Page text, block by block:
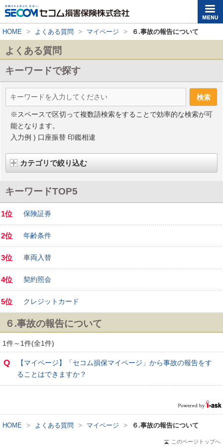
HOME > よくある質問 > マイページ > ６.事故の報告について
よくある質問
キーワードで探す
※スペースで区切って複数語検索をすることで効率的な検索が可
能となります。
入力例 ) 口座振替 印鑑相違
カテゴリで絞り込む
キーワードTOP5
1位 保険証券
2位 年齢条件
3位 車両入替
4位 契約照会
5位 クレジットカード
６.事故の報告について
1件～1件(全1件)
Q
【マイページ】「セコム損保マイページ」から事故の報告をす
ることはできますか？
HOME > よくある質問 > マイページ > ６.事故の報告について
このページトップへ